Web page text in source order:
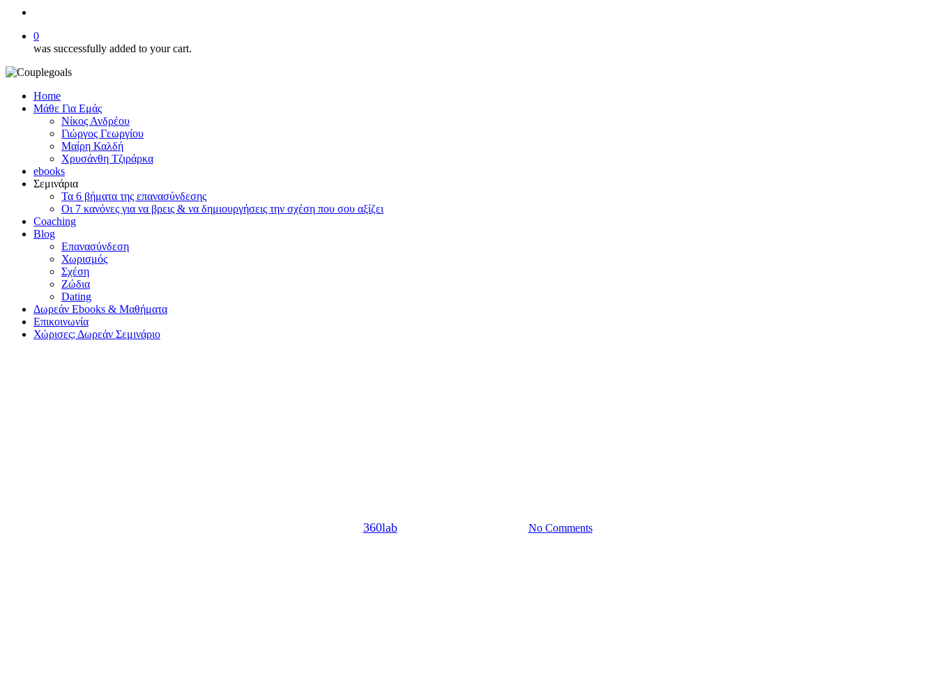
0
was successfully added to your cart.
Home
Μάθε Για Εμάς
Νίκος Ανδρέου
Γιώργος Γεωργίου
Μαίρη Καλδή
Χρυσάνθη Τζιράρκα
ebooks
Σεμινάρια
Τα 6 βήματα της επανασύνδεσης
Οι 7 κανόνες για να βρεις & να δημιουργήσεις την σχέση που σου αξίζει
Coaching
Blog
Επανασύνδεση
Χωρισμός
Σχέση
Ζώδια
Dating
Δωρεάν Ebooks & Μαθήματα
Επικοινωνία
Χώρισες; Δωρεάν Σεμινάριο
360lab24/08/2017 No Comments